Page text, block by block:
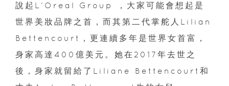
說起L’Oreal Group ，大家可能會想起是
世界美妝品牌之首，而其第二代掌舵人Lilian
Bettencourt，更連續多年是世界女首富，
身家高達400億美元。她在2017年去世之
後，身家就留給了Liliane Bettencourt和